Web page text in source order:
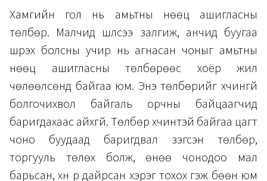
Хамгийн гол нь амьтны нөөц ашигласны
төлбөр. Малчид шүлсээ залгиж, анчид буугаа
шүүрэх болсны учир нь агнасан чоныг амьтны
нөөц ашигласны төлбөрөөс хоёр жил
чөлөөлсөнд байгаа юм. Энэ төлбөрийг хүчингүй
болгочихвол байгаль орчны байцаагчид
баригдахаас айхгүй. Төлбөр хүчинтэй байгаа цагт
чоно буудаад баригдвал зэгсэн төлбөр,
торгууль төлөх болж, өнөө чонодоо мал
барьсан, хүн рүү дайрсан хэрэг тохох гэж бөөн юм